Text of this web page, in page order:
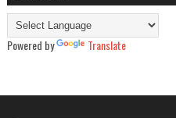
Powered by Translate